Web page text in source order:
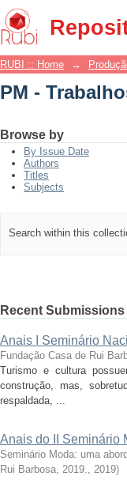
PM -
RUBI :: Home →
PM -
Browse by
By Issue Date
Authors
Titles
Subjects
Search within this
Recent Submissions
Anais I Seminário
Fundação Casa de Rui
Turismo e cultura
construção, mas,
respaldada, ...
Anais do II Seminário
Seminário Moda: uma
Rui Barbosa, 2019., 2019)